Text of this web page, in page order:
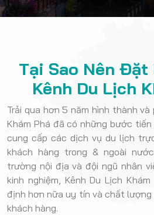
Tại Sao Nên Đặt
Kênh Du Lịch
Trải qua hơn 5 năm hình thành
Khám Phá đã có những bước
cung cấp các dịch vụ du lịch
khách hàng trong & ngoài
trường nội địa và đội ngũ nhân
kinh nghiệm, Kênh Du Lịch
định hơn nữa uy tín và chất lượng
khách hàng.